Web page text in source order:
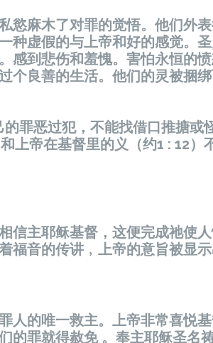
慾麻木了对罪的觉悟。他们外
种虚假的与上帝和好的感觉。
感到悲伤和羞愧。害怕永恒的
良善的生活。他们的灵被捆绑
罪恶过犯，不能找借口推搪或
上帝在基督里的义（约1 : 12）
信主耶稣基督，这便完成祂使
福音的传讲﹐上帝的意旨被显
人的唯一救主。上帝非常喜悦
的罪就得赦免 。奉主耶稣圣名